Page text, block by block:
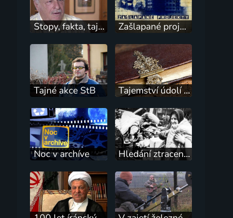
Stopy, fakta, tajemství Zašlapané projekty
Tajné akce StB Tajemství údolí tráckých králů
Noc v archíve Hledání ztraceného času